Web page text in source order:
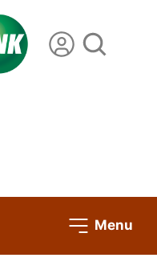
Menu